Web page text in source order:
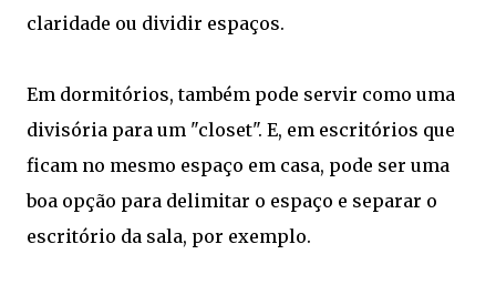
claridade ou dividir espaços.
Em dormitórios, também pode servir como uma
divisória para um "closet". E, em escritórios que
ficam no mesmo espaço em casa, pode ser uma
boa opção para delimitar o espaço e separar o
escritório da sala, por exemplo.